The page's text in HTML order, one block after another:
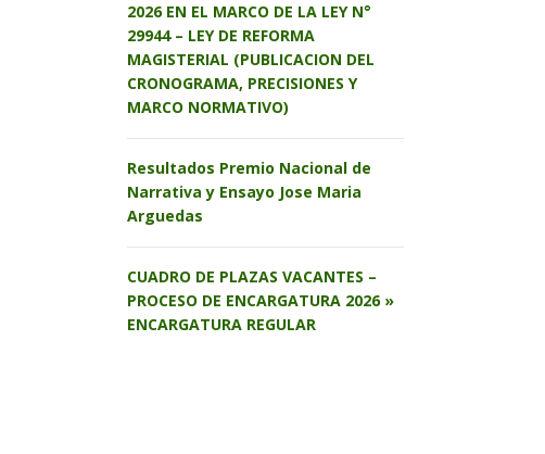
2026 EN EL MARCO DE LA LEY N°
29944 – LEY DE REFORMA
MAGISTERIAL (PUBLICACION DEL
CRONOGRAMA, PRECISIONES Y
MARCO NORMATIVO)
Resultados Premio Nacional de
Narrativa y Ensayo Jose Maria
Arguedas
CUADRO DE PLAZAS VACANTES –
PROCESO DE ENCARGATURA 2026 »
ENCARGATURA REGULAR